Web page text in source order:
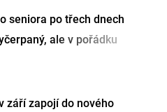
seniora po třech dnech
ale v pořádku
září zapojí do nového